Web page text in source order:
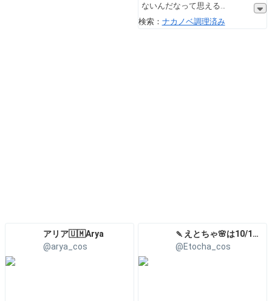
ないんだなって思える
検索： ナカノベ調理済み
アリア🇺🇲Arya
@arya_cos
🍡えとちゃ🌸は10/10撮影会
@Etocha_cos